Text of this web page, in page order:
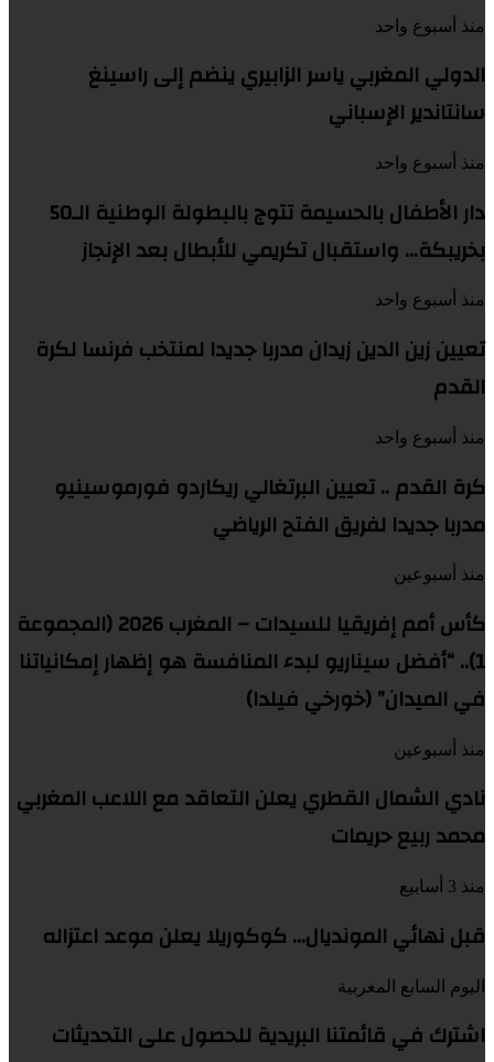
منذ أسبوع واحد
الدولي المغربي ياسر الزابيري ينضم إلى راسينغ
سانتاندير الإسباني
منذ أسبوع واحد
دار الأطفال بالحسيمة تتوج بالبطولة الوطنية الـ50
بخريبكة… واستقبال تكريمي للأبطال بعد الإنجاز
منذ أسبوع واحد
تعيين زين الدين زيدان مدربا جديدا لمنتخب فرنسا لكرة
القدم
منذ أسبوع واحد
كرة القدم .. تعيين البرتغالي ريكاردو فورموسينيو
مدربا جديدا لفريق الفتح الرياضي
منذ أسبوعين
كأس أمم إفريقيا للسيدات – المغرب 2026 (المجموعة
1).. “أفضل سيناريو لبدء المنافسة هو إظهار إمكانياتنا
في الميدان” (خورخي فيلدا)
منذ أسبوعين
نادي الشمال القطري يعلن التعاقد مع اللاعب المغربي
محمد ربيع حريمات
منذ 3 أسابيع
قبل نهائي المونديال… كوكوريلا يعلن موعد اعتزاله
اليوم السابع المغربية
اشترك في قائمتنا البريدية للحصول على التحديثات